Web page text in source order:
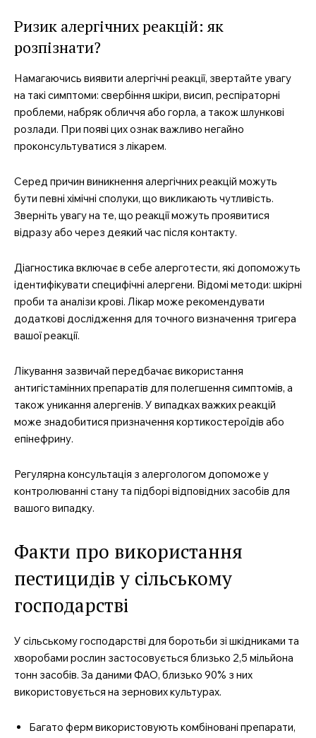
Ризик алергічних реакцій: як
розпізнати?
Намагаючись виявити алергічні реакції, звертайте увагу
на такі симптоми: свербіння шкіри, висип, респіраторні
проблеми, набряк обличчя або горла, а також шлункові
розлади. При появі цих ознак важливо негайно
проконсультуватися з лікарем.
Серед причин виникнення алергічних реакцій можуть
бути певні хімічні сполуки, що викликають чутливість.
Зверніть увагу на те, що реакції можуть проявитися
відразу або через деякий час після контакту.
Діагностика включає в себе алерготести, які допоможуть
ідентифікувати специфічні алергени. Відомі методи: шкірні
проби та аналізи крові. Лікар може рекомендувати
додаткові дослідження для точного визначення тригера
вашої реакції.
Лікування зазвичай передбачає використання
антигістамінних препаратів для полегшення симптомів, а
також уникання алергенів. У випадках важких реакцій
може знадобитися призначення кортикостероїдів або
епінефрину.
Регулярна консультація з алергологом допоможе у
контролюванні стану та підборі відповідних засобів для
вашого випадку.
Факти про використання
пестицидів у сільському
господарстві
У сільському господарстві для боротьби зі шкідниками та
хворобами рослин застосовується близько 2,5 мільйона
тонн засобів. За даними ФАО, близько 90% з них
використовується на зернових культурах.
Багато ферм використовують комбіновані препарати,